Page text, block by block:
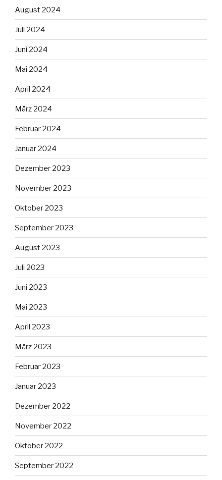
August 2024
Juli 2024
Juni 2024
Mai 2024
April 2024
März 2024
Februar 2024
Januar 2024
Dezember 2023
November 2023
Oktober 2023
September 2023
August 2023
Juli 2023
Juni 2023
Mai 2023
April 2023
März 2023
Februar 2023
Januar 2023
Dezember 2022
November 2022
Oktober 2022
September 2022